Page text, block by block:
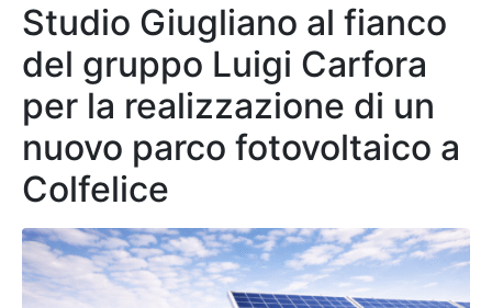
Studio Giugliano al fianco
del gruppo Luigi Carfora
per la realizzazione di un
nuovo parco fotovoltaico a
Colfelice